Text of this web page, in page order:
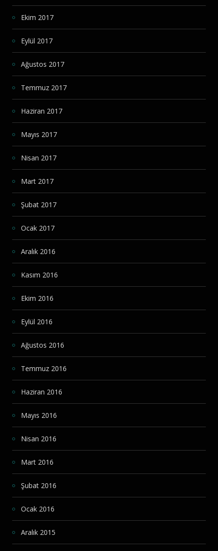
Ekim 2017
Eylül 2017
Ağustos 2017
Temmuz 2017
Haziran 2017
Mayıs 2017
Nisan 2017
Mart 2017
Şubat 2017
Ocak 2017
Aralık 2016
Kasım 2016
Ekim 2016
Eylül 2016
Ağustos 2016
Temmuz 2016
Haziran 2016
Mayıs 2016
Nisan 2016
Mart 2016
Şubat 2016
Ocak 2016
Aralık 2015